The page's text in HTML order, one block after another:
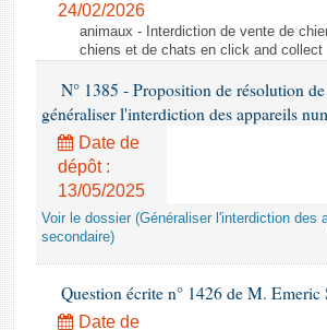
24/02/2026
animaux - Interdiction de vente de
chiens et de chats en click and collect
N° 1385 - Proposition de résolution
généraliser l'interdiction des appareils
Date de
dépôt :
13/05/2025
Voir le dossier (Généraliser l'interdiction des
secondaire)
Question écrite n° 1426 de M. Emeric
Date de